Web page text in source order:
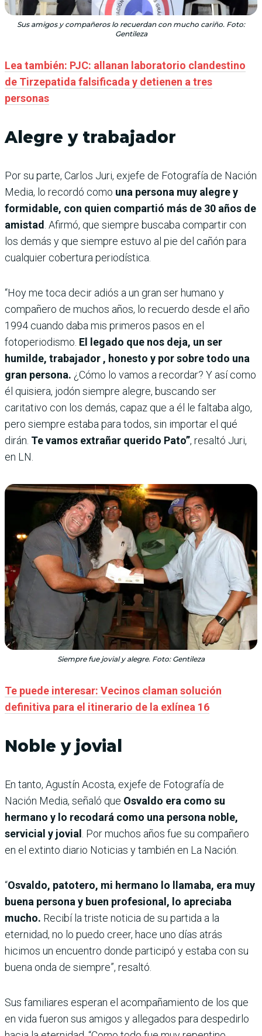
Sus amigos y compañeros lo recuerdan con mucho cariño. Foto:
Gentileza
Lea también: PJC: allanan laboratorio clandestino
de Tirzepatida falsificada y detienen a tres
personas
Alegre y trabajador
Por su parte, Carlos Juri, exjefe de Fotografía de Nación
Media, lo recordó como una persona muy alegre y
formidable, con quien compartió más de 30 años de
amistad. Afirmó, que siempre buscaba compartir con
los demás y que siempre estuvo al pie del cañón para
cualquier cobertura periodística.
“Hoy me toca decir adiós a un gran ser humano y
compañero de muchos años, lo recuerdo desde el año
1994 cuando daba mis primeros pasos en el
fotoperiodismo. El legado que nos deja, un ser
humilde, trabajador , honesto y por sobre todo una
gran persona. ¿Cómo lo vamos a recordar? Y así como
él quisiera, jodón siempre alegre, buscando ser
caritativo con los demás, capaz que a él le faltaba algo,
pero siempre estaba para todos, sin importar el qué
dirán. Te vamos extrañar querido Pato”, resaltó Juri,
en LN.
Siempre fue jovial y alegre. Foto: Gentileza
Te puede interesar: Vecinos claman solución
definitiva para el itinerario de la exlínea 16
Noble y jovial
En tanto, Agustín Acosta, exjefe de Fotografía de
Nación Media, señaló que Osvaldo era como su
hermano y lo recodará como una persona noble,
servicial y jovial
. Por muchos años fue su compañero
en el extinto diario Noticias y también en La Nación.
“Osvaldo, patotero, mi hermano lo llamaba, era muy
buena persona y buen profesional, lo apreciaba
mucho. Recibí la triste noticia de su partida a la
eternidad, no lo puedo creer, hace uno días atrás
hicimos un encuentro donde participó y estaba con su
buena onda de siempre”, resaltó.
Sus familiares esperan el acompañamiento de los que
en vida fueron sus amigos y allegados para despedirlo